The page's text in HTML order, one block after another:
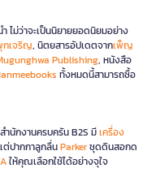
ไม่ว่าจะเป็นนิยายยอดนิยมอย่าง
เจริญ, นิตยสารอัปเดตจากเพ็ญ
Publishing, หนังสือ
ทั้งหมดนี้สามารถซื้อ
นักงานครบครัน B2S มีเครื่อง
ต่ปากกาลูกลื่นParkerชุดดินสอกด
ให้คุณเลือกใช้ได้อย่างจุใจ